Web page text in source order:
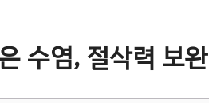
수염, 절삭력 보완